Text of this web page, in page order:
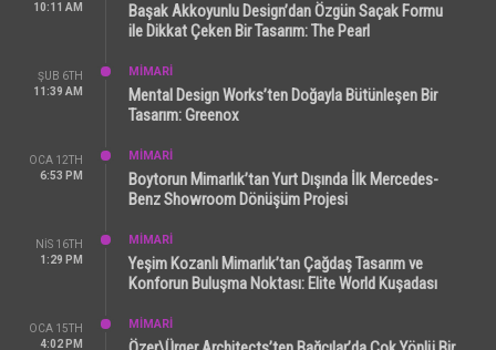
10:11 AM
Başak Akkoyunlu Design’dan Özgün Saçak Formu
ile Dikkat Çeken Bir Tasarım: The Pearl
ŞUB 6TH
11:39 AM
MİMARİ
Mental Design Works’ten Doğayla Bütünleşen Bir
Tasarım: Greenox
OCA 12TH
6:53 PM
MİMARİ
Boytorun Mimarlık’tan Yurt Dışında İlk Mercedes-
Benz Showroom Dönüşüm Projesi
NIS 16TH
1:29 PM
MİMARİ
Yeşim Kozanlı Mimarlık’tan Çağdaş Tasarım ve
Konforun Buluşma Noktası: Elite World Kuşadası
OCA 15TH
4:02 PM
MİMARİ